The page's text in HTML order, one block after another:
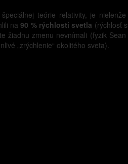
teórie relativity, je nielenže
na90 % rýchlosti svetla (rýchlosť
žiadnu zmenu nevnímali (fyzik Sean
„zrýchlenie“ okolitého sveta).